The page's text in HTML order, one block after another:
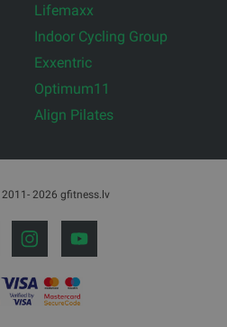
Lifemaxx
Indoor Cycling Group
Exxentric
Optimum11
Align Pilates
2026 gfitness.lv